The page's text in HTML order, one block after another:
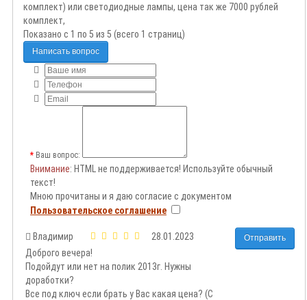
комплект) или светодиодные лампы, цена так же 7000 рублей
комплект,
Показано с 1 по 5 из 5 (всего 1 страниц)
Написать вопрос
Ваш вопрос:
Внимание: HTML не поддерживается! Используйте обычный
текст!
Мною прочитаны и я даю согласие с документом
Пользовательское соглашение
Отправить
Владимир
28.01.2023
Доброго вечера!
Подойдут или нет на полик 2013г. Нужны
доработки?
Все под ключ если брать у Вас какая цена? (С